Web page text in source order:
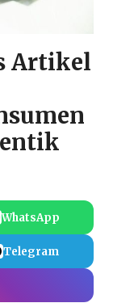
Artikel
WhatsApp
Telegram